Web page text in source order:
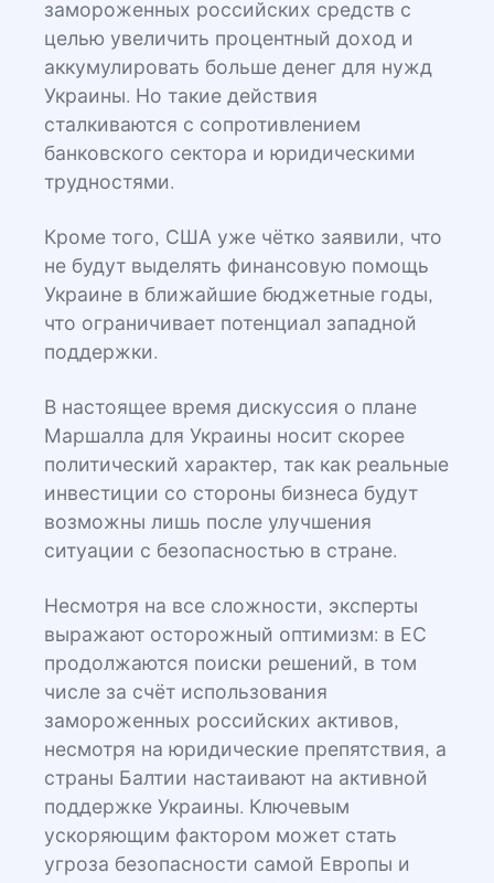
замороженных российских средств с
целью увеличить процентный доход и
аккумулировать больше денег для нужд
Украины. Но такие действия
сталкиваются с сопротивлением
банковского сектора и юридическими
трудностями.
Кроме того, США уже чётко заявили, что
не будут выделять финансовую помощь
Украине в ближайшие бюджетные годы,
что ограничивает потенциал западной
поддержки.
В настоящее время дискуссия о плане
Маршалла для Украины носит скорее
политический характер, так как реальные
инвестиции со стороны бизнеса будут
возможны лишь после улучшения
ситуации с безопасностью в стране.
Несмотря на все сложности, эксперты
выражают осторожный оптимизм: в ЕС
продолжаются поиски решений, в том
числе за счёт использования
замороженных российских активов,
несмотря на юридические препятствия, а
страны Балтии настаивают на активной
поддержке Украины. Ключевым
ускоряющим фактором может стать
угроза безопасности самой Европы и